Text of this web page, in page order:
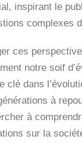
inspirant le
complexes
ces
notre soif
clé dans
à
à
sur la